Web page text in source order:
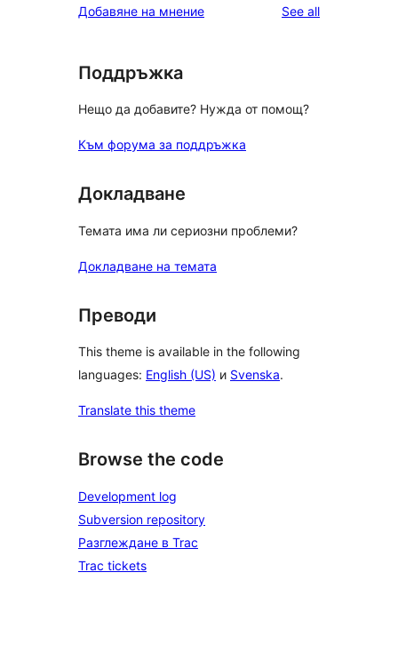
Добавяне на мнение See allreviews
Поддръжка
Нещо да добавите? Нужда от помощ?
Към форума за поддръжка
Докладване
Темата има ли сериозни проблеми?
Докладване на темата
Преводи
This theme is available in the following
languages: English (US) и Svenska.
Translate this theme
Browse the code
Development log
Subversion repository
Разглеждане в Trac
Trac tickets